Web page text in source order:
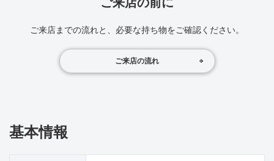
ご来店までの流れと、必要な持ち物をご確認ください。
ご来店の流れ
基本情報